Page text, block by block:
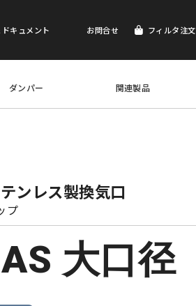
キュメント お問合せ フィルタ注文
ダンパー 関連製品
ンレス製換気口
プ
大口径